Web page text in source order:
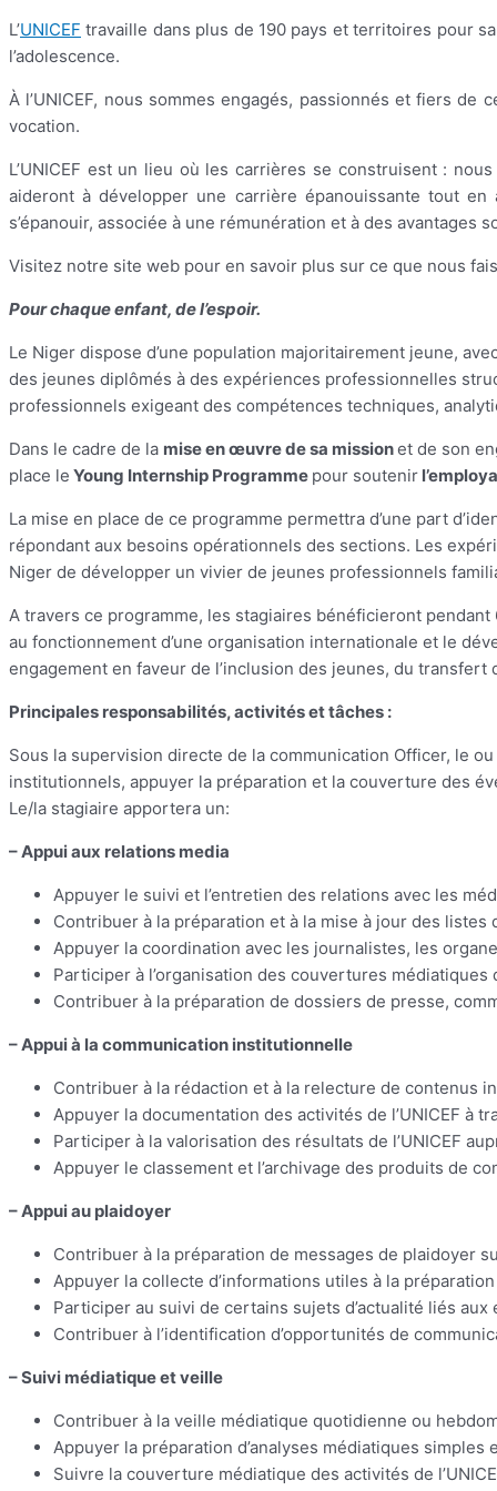
L’UNICEF travaille dans plus de 190 pays et territoires pour
l’adolescence.
À l’UNICEF, nous sommes engagés, passionnés et fiers
vocation.
L’UNICEF est un lieu où les carrières se construisent :
aideront à développer une carrière épanouissante tout
s’épanouir, associée à une rémunération et à des avantages
Visitez notre site web pour en savoir plus sur ce que nous
Pour chaque enfant, de l’espoir.
Le Niger dispose d’une population majoritairement jeune,
des jeunes diplômés à des expériences professionnelles
professionnels exigeant des compétences techniques,
Dans le cadre de la mise en œuvre de sa missionet de son
place le Young Internship Programme pour soutenir
La mise en place de ce programme permettra d’une part
répondant aux besoins opérationnels des sections. Les
Niger de développer un vivier de jeunes professionnels
A travers ce programme, les stagiaires bénéficieront
au fonctionnement d’une organisation internationale et le
engagement en faveur de l’inclusion des jeunes, du
Principales responsabilités, activités et tâches :
Sous la supervision directe de la communication Officer, le
institutionnels, appuyer la préparation et la couverture des
Le/la stagiaire apportera un:
– Appui aux relations media
Appuyer le suivi et l’entretien des relations avec les
Contribuer à la préparation et à la mise à jour des listes
Appuyer la coordination avec les journalistes, les
Participer à l’organisation des couvertures
Contribuer à la préparation de dossiers de presse,
– Appui à la communication institutionnelle
Contribuer à la rédaction et à la relecture de contenus
Appuyer la documentation des activités de l’UNICEF à
Participer à la valorisation des résultats de l’UNICEF
Appuyer le classement et l’archivage des produits de
– Appui au plaidoyer
Contribuer à la préparation de messages de plaidoyer
Appuyer la collecte d’informations utiles à la
Participer au suivi de certains sujets d’actualité liés
Contribuer à l’identification d’opportunités de
– Suivi médiatique et veille
Contribuer à la veille médiatique quotidienne ou
Appuyer la préparation d’analyses médiatiques simples
Suivre la couverture médiatique des activités de